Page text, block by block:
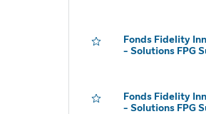
Fonds Fidelity
- Solutions FPG
Fonds Fidelity
- Solutions FPG